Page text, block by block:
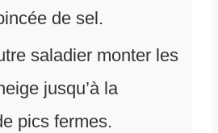
de sel.
saladier monter les
jusqu’à la
pics fermes.